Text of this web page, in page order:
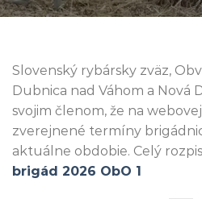
Slovenský rybársky zväz,
Dubnica nad Váhom a Nová
svojim členom, že na
zverejnené termíny
aktuálne obdobie. Celý
brigád 2026 ObO 1